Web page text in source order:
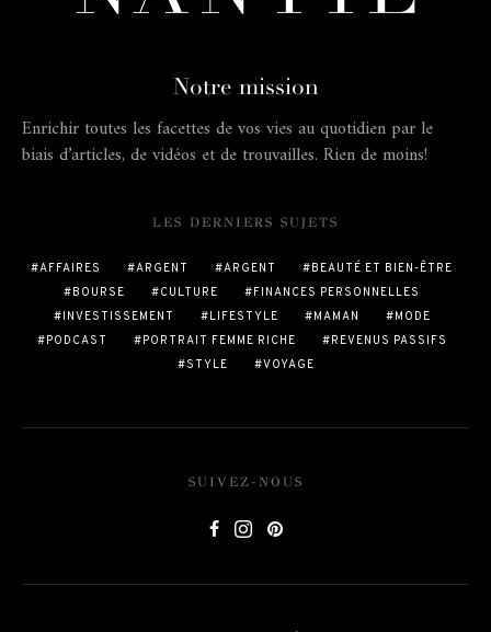
Notre mission
Enrichir toutes les facettes de vos vies au quotidien par le
biais d’articles, de vidéos et de trouvailles. Rien de moins!
LES DERNIERS SUJETS
AFFAIRES ARGENT ARGENT
BEAUTÉ ET BIEN-ÊTRE
BOURSE
CULTURE
FINANCES PERSONNELLES
INVESTISSEMENT
LIFESTYLE MAMAN
MODE
PODCAST
PORTRAIT FEMME RICHE
REVENUS PASSIFS
STYLE
VOYAGE
SUIVEZ-NOUS